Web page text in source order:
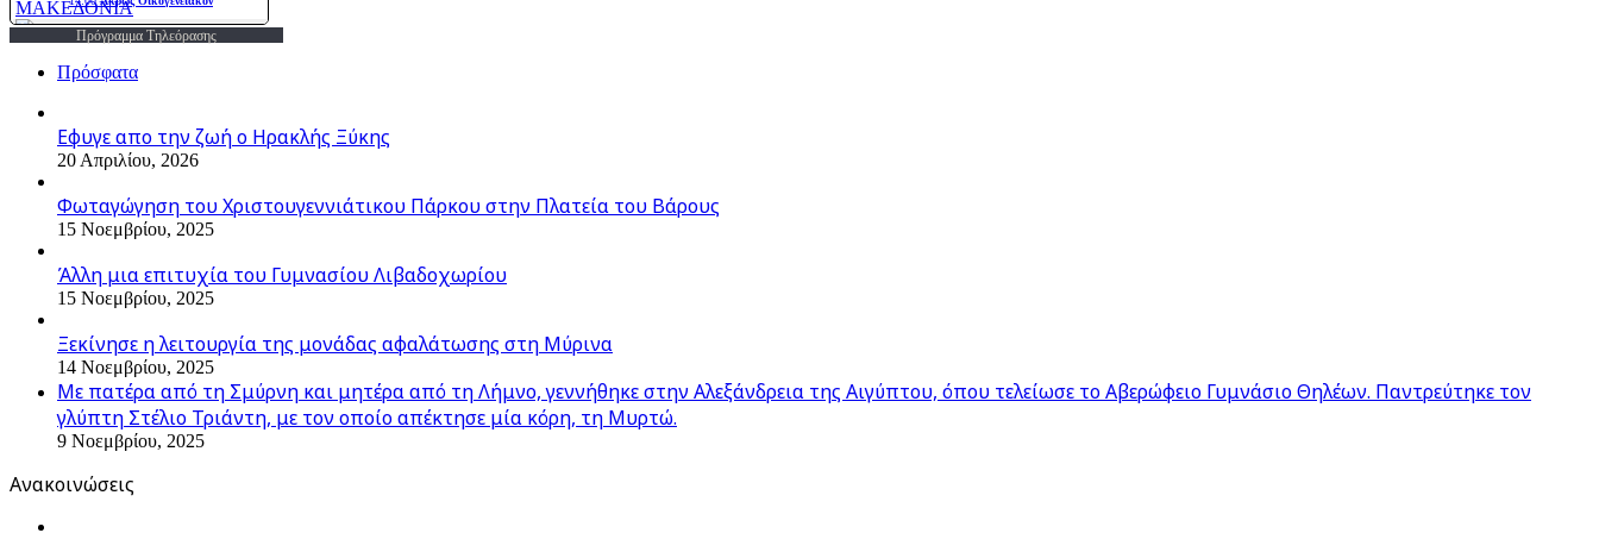
Πρόγραμμα Τηλεόρασης
Πρόσφατα
Εφυγε απο την ζωή o Ηρακλής Ξύκης
20 Απριλίου, 2026
Φωταγώγηση του Χριστουγεννιάτικου Πάρκου στην Πλατεία του Βάρους
15 Νοεμβρίου, 2025
Άλλη μια επιτυχία του Γυμνασίου Λιβαδοχωρίου
15 Νοεμβρίου, 2025
Ξεκίνησε η λειτουργία της μονάδας αφαλάτωσης στη Μύρινα
14 Νοεμβρίου, 2025
Με πατέρα από τη Σμύρνη και μητέρα από τη Λήμνο, γεννήθηκε στην Αλεξάνδρεια της Αιγύπτου, όπου τελείωσε το Αβερώφειο Γυμνάσιο Θηλέων. Παντρεύτηκε τον
γλύπτη Στέλιο Τριάντη, με τον οποίο απέκτησε μία κόρη, τη Μυρτώ.
9 Νοεμβρίου, 2025
Ανακοινώσεις